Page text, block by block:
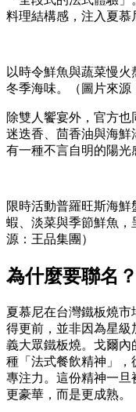
料理結構感，注入夏慕
以時令鮮魚與蔬菜慢
冬季海味。（圖片來源
除雙人饗宴外，官方
迷迭香、茴香油與海
有一種不言自明的陽光
限時活動普羅旺斯海
蝦、淡菜與季節鮮魚
源：王品集團）
為什麼要聯名？
夏慕尼在台灣鐵板燒
得更前，並非因為星
義大眾鐵板燒。戈爾
種「法式餐飲精神」
專注力。這份精神一
更豪華，而是更成熟。